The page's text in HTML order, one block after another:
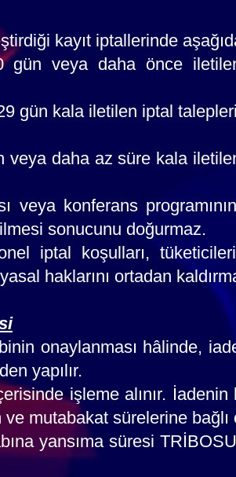
kayıt iptallerinde
gün veya daha önce
gün kala iletilen iptal
veya daha az süre kala
veya konferans
sonucunu doğurmaz.
iptal koşulları,
haklarını ortadan
onaylanması hâlinde,
yapılır.
işleme alınır. İadenin
mutabakat sürelerine
yansıma süresi